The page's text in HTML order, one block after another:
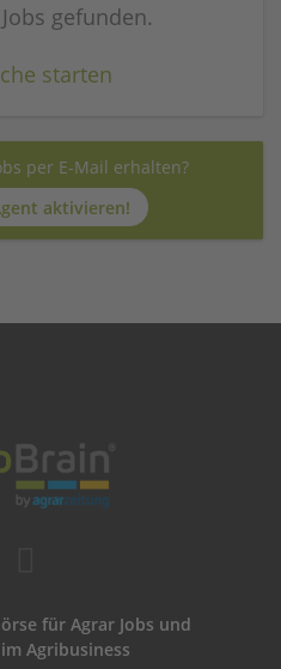
gefunden.
starten
per E-Mail erhalten?
aktivieren!
für Agrar Jobs und
Agribusiness